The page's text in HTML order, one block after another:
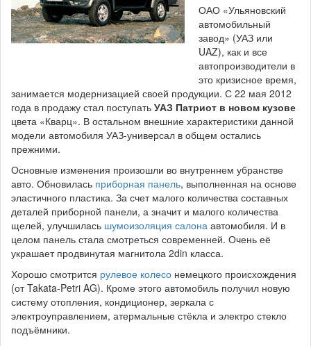
ОАО «Ульяновский
автомобильный
завод» (УАЗ или
UAZ), как и все
автопроизводители в
это кризисное время,
занимается модернизацией своей продукции. С 22 мая 2012
года в продажу стал поступать УАЗ Патриот в новом кузове
цвета «Кварц». В остальном внешние характеристики данной
модели автомобиля УАЗ-универсал в общем остались
прежними.
Основные изменения произошли во внутреннем убранстве
авто. Обновилась приборная панель, выполненная на основе
эластичного пластика. За счет малого количества составных
деталей приборной панели, а значит и малого количества
щелей, улучшилась шумоизоляция салона автомобиля. И в
целом панель стала смотреться современней. Очень её
украшает продвинутая магнитола 2din класса.
Хорошо смотрится рулевое колесо немецкого происхождения
(от Takata-Petri AG). Кроме этого автомобиль получил новую
систему отопления, кондиционер, зеркала с
электроуправлением, атермальные стёкла и электро стекло
подъёмники.